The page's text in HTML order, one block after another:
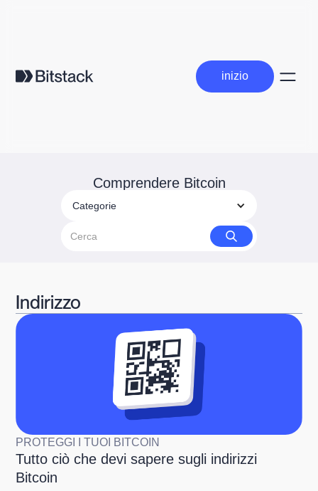
inizio
inizio
Comprendere Bitcoin
Categorie
Indirizzo
PROTEGGI I TUOI BITCOIN
Tutto ciò che devi sapere sugli indirizzi
Bitcoin